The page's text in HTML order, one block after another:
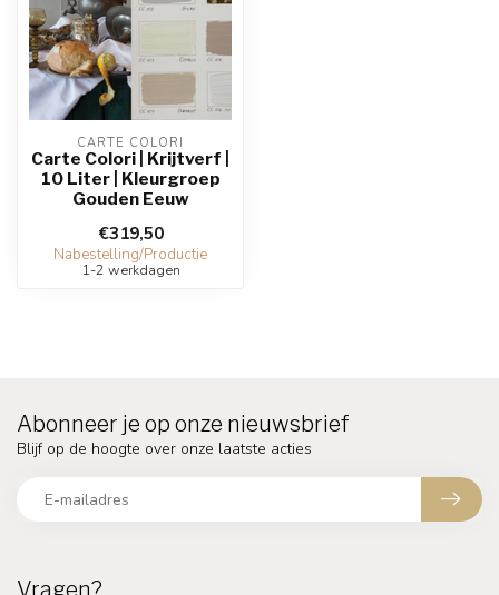
CARTE COLORI
Carte Colori | Krijtverf |
10 Liter | Kleurgroep
Gouden Eeuw
€319,50
Nabestelling/Productie
1-2 werkdagen
Vragen?
Abonneer je op onze nieuwsbrief
Blijf op de hoogte over onze laatste acties